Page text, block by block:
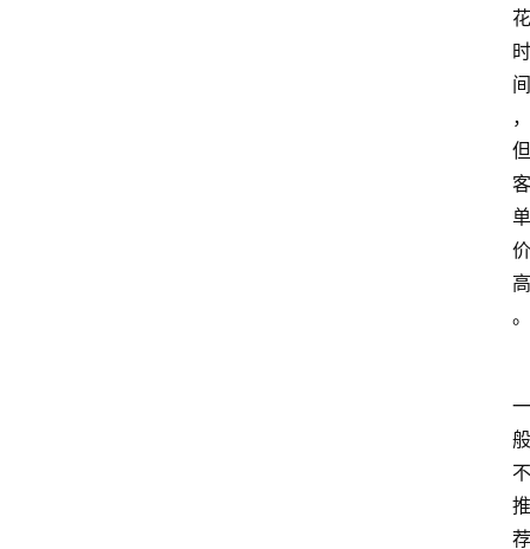
花
时
间
，
但
客
单
价
高
。
一
般
不
推
荐